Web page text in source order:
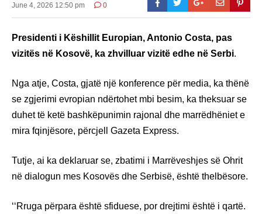
June 4, 2026 12:50 pm 0
Presidenti i Këshillit Europian, Antonio Costa, pas
vizitës në Kosovë, ka zhvilluar vizitë edhe në Serbi.
Nga atje, Costa, gjatë një konference për media, ka thënë
se zgjerimi evropian ndërtohet mbi besim, ka theksuar se
duhet të ketë bashkëpunimin rajonal dhe marrëdhëniet e
mira fqinjësore, përcjell Gazeta Express.
Tutje, ai ka deklaruar se, zbatimi i Marrëveshjes së Ohrit
në dialogun mes Kosovës dhe Serbisë, është thelbësore.
‘‘Rruga përpara është sfiduese, por drejtimi është i qartë.